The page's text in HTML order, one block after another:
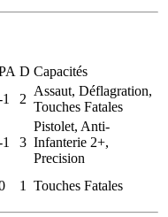
D Capacités
2
Assaut, Déflagration,
Touches Fatales
3
Pistolet, Anti-
Infanterie 2+,
Precision
1 Touches Fatales